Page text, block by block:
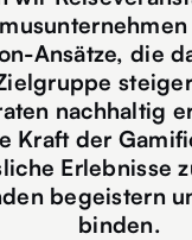
Ansätze, die
nachhaltig
Kraft der
Erlebnisse
begeistern
binden.